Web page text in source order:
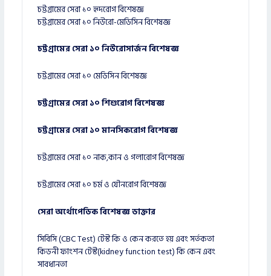
চট্টগ্রামের সেরা ১০ হৃদরোগ বিশেষজ্ঞ
চট্টগ্রামের সেরা ১০ নিউরো-মেডিসিন বিশেষজ্ঞ
চট্টগ্রামের সেরা ১০ নিউরোসার্জন বিশেষজ্ঞ
চট্টগ্রামের সেরা ১০ মেডিসিন বিশেষজ্ঞ
চট্টগ্রামের সেরা ১০ শিশুরোগ বিশেষজ্ঞ
চট্টগ্রামের সেরা ১০ মানসিকরোগ বিশেষজ্ঞ
চট্টগ্রামের সেরা ১০ নাক,কান ও গলারোগ বিশেষজ্ঞ
চট্টগ্রামের সেরা ১০ চর্ম ও যৌনরোগ বিশেষজ্ঞ
সেরা অর্থোপেডিক বিশেষজ্ঞ ডাক্তার
সিবিসি (CBC Test) টেস্ট কি ও কেন করতে হয় এবং সর্তকতা
কিডনী ফাংশন টেস্ট(kidney function test) কি কেন এবং
সাবধানতা